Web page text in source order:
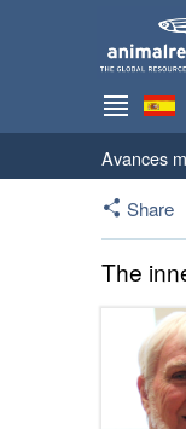
Avances
Share
The